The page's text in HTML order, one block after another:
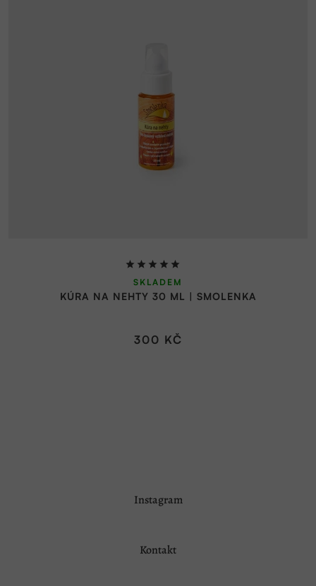
KÚRA NA NEHTY 30 ML | SMOLENKA
Průměrné
hodnocení
produktu
SKLADEM
300 KČ
Instagram
Kontakt